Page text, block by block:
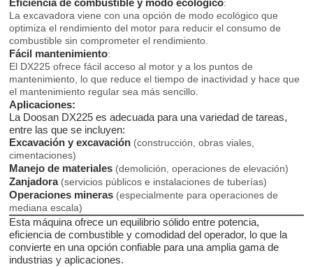
Eficiencia de combustible y modo ecológico:
La excavadora viene con una opción de modo ecológico que
optimiza el rendimiento del motor para reducir el consumo de
combustible sin comprometer el rendimiento.
Fácil mantenimiento:
El DX225 ofrece fácil acceso al motor y a los puntos de
mantenimiento, lo que reduce el tiempo de inactividad y hace que
el mantenimiento regular sea más sencillo.
Aplicaciones:
La Doosan DX225 es adecuada para una variedad de tareas,
entre las que se incluyen:
Excavación y excavación (construcción, obras viales,
cimentaciones)
Manejo de materiales (demolición, operaciones de elevación)
Zanjadora(servicios públicos e instalaciones de tuberías)
Operaciones mineras (especialmente para operaciones de
mediana escala)
Esta máquina ofrece un equilibrio sólido entre potencia,
eficiencia de combustible y comodidad del operador, lo que la
convierte en una opción confiable para una amplia gama de
industrias y aplicaciones.